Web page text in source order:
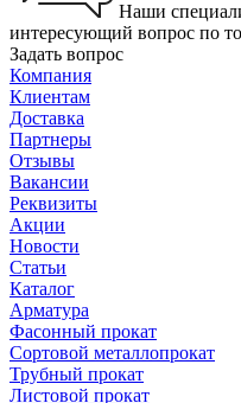
Наши
интересующий вопрос по
Задать вопрос
Компания
Клиентам
Доставка
Партнеры
Отзывы
Вакансии
Реквизиты
Акции
Новости
Статьи
Каталог
Арматура
Фасонный прокат
Сортовой металлопрокат
Трубный прокат
Листовой прокат